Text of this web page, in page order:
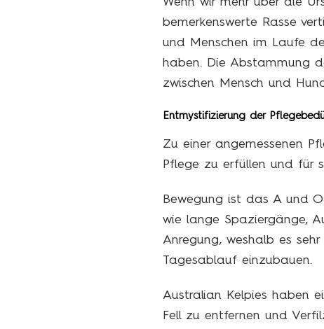
bemerkenswerte Rasse
und Menschen im Laufe
haben. Die Abstammung
zwischen Mensch und
Entmystifizierung der
Zu einer angemessenen
Pflege zu erfüllen und für
Bewegung ist das A und
wie lange Spaziergänge,
Anregung, weshalb es
Tagesablauf einzubauen.
Australian Kelpies haben
Fell zu entfernen und